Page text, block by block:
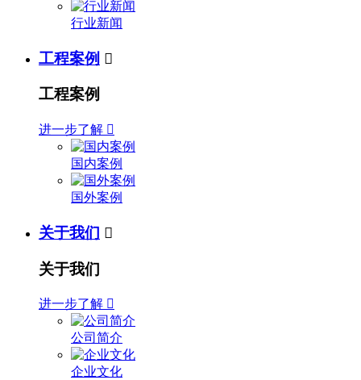
行业新闻
工程案例 
工程案例
进一步了解 
国内案例
国外案例
关于我们 
关于我们
进一步了解 
公司简介
企业文化